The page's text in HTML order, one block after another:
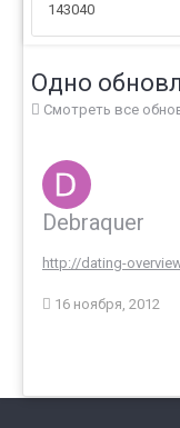
143040
Одно
Смотреть все
Debraquer
http://dating-
16 ноября, 2012